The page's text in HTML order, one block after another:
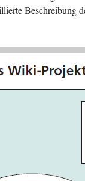
Beschreibung